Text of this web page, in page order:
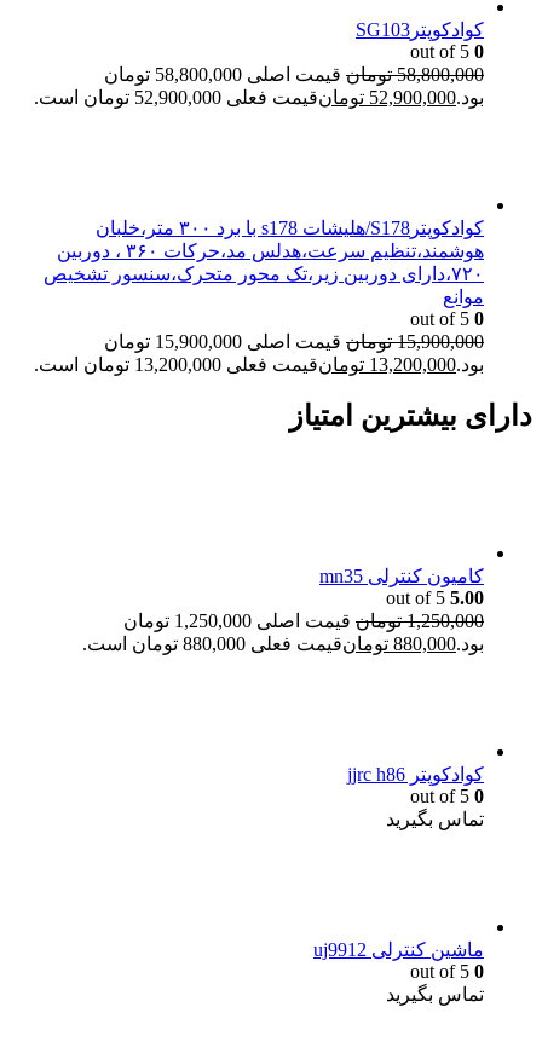
کوادکوپترSG103
0
58,800,000 تومان
قیمت اصلی 58,800,000 تومان
بود.52,900,000 تومانقیمت فعلی 52,900,000 تومان است.
کوادکوپترS178/هلیشات s178 با برد ۳۰۰ متر،خلبان
هوشمند،تنظیم سرعت،هدلس مد،حرکات ۳۶۰ ، دوربین
۷۲۰،دارای دوربین زیر،تک محور متحرک،سنسور تشخیص
موانع
0
15,900,000 تومان
قیمت اصلی 15,900,000 تومان
بود.13,200,000 تومانقیمت فعلی 13,200,000 تومان است.
دارای بیشترین امتیاز
کامیون کنترلی mn35
5.00
1,250,000 تومان
قیمت اصلی 1,250,000 تومان
بود.880,000 تومانقیمت فعلی 880,000 تومان است.
كوادكوپتر jjrc h86
0
تماس بگیرید
ماشین کنترلی uj9912
0
تماس بگیرید